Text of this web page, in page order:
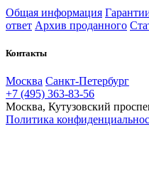
Общая информация
ответ Архив проданного
Контакты
Москва Санкт-Петербург
+7 (495) 363-83-56
Москва, Кутузовский
Политика